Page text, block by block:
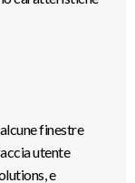
finestre
utente
e